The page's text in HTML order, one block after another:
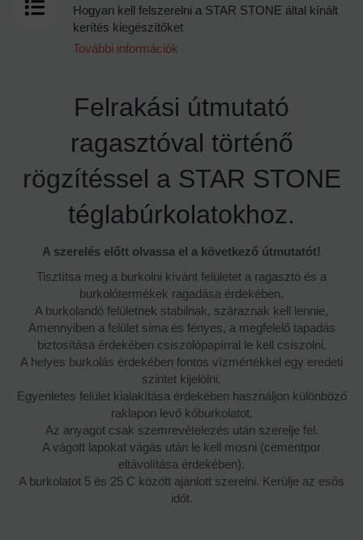
Hogyan kell felszerelni a STAR STONE által kínált
kerítés kiegészítőket
További információk
Felrakási útmutató
ragasztóval történő
rögzítéssel a STAR STONE
téglabúrkolatokhoz.
A szerelés előtt olvassa el a következő útmutatót!
Tisztítsa meg a burkolni kívánt felületet a ragasztó és a
burkolótermékek ragadása érdekében.
A burkolandó felületnek stabilnak, száraznak kell lennie,
Amennyiben a felület sima és fényes, a megfelelő tapadás
biztosítása érdekében csiszolópapírral le kell csiszolni.
A helyes burkolás érdekében fontos vízmértékkel egy eredeti
szintet kijelölni.
Egyenletes felület kialakítása érdekében használjon különböző
raklapon levő kőburkolatot.
Az anyagot csak szemrevételezés után szerelje fel.
A vágott lapokat vágás után le kell mosni (cementpor
eltávolítása érdekében).
A burkolatot 5 és 25 C között ajánlott szerelni. Kerülje az esős
időt.